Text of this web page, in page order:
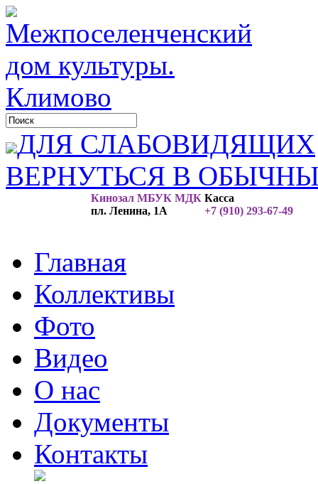
ДЛЯ СЛАБОВИДЯЩИХ
ВЕРНУТЬСЯ В
Кинозал МБУК МДК
пл. Ленина, 1А
Касса
+7 (910) 293-67-49
Главная
Коллективы
Фото
Видео
О нас
Документы
Контакты